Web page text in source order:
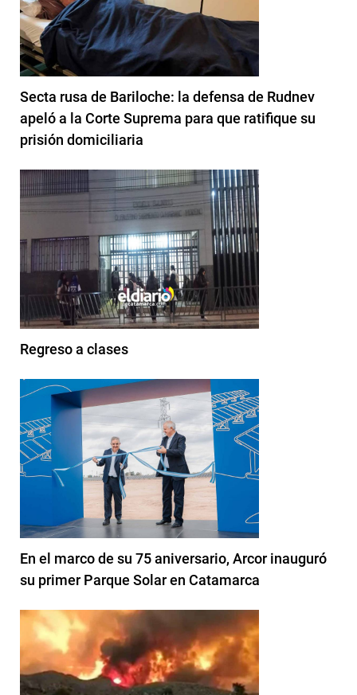
Secta rusa de Bariloche: la defensa de Rudnev
apeló a la Corte Suprema para que ratifique su
prisión domiciliaria
Regreso a clases
En el marco de su 75 aniversario, Arcor inauguró
su primer Parque Solar en Catamarca